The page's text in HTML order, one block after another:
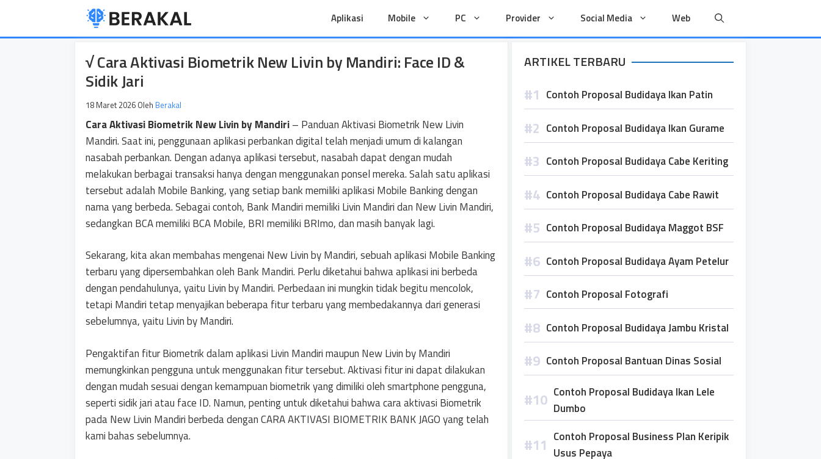
isi
Aplikasi Mobile PC Provider Social Media Web
√ Cara Aktivasi Biometrik New Livin by Mandiri: Face ID &
Sidik Jari
18 Maret 2026 Oleh Berakal
Cara Aktivasi Biometrik New Livin by Mandiri– Panduan Aktivasi Biometrik New Livin
Mandiri. Saat ini, penggunaan aplikasi perbankan digital telah menjadi umum di kalangan
nasabah perbankan. Dengan adanya aplikasi tersebut, nasabah dapat dengan mudah
melakukan berbagai transaksi hanya dengan menggunakan ponsel mereka. Salah satu aplikasi
tersebut adalah Mobile Banking, yang setiap bank memiliki aplikasi Mobile Banking dengan
nama yang berbeda. Sebagai contoh, Bank Mandiri memiliki Livin Mandiri dan New Livin Mandiri,
sedangkan BCA memiliki BCA Mobile, BRI memiliki BRImo, dan masih banyak lagi.
Sekarang, kita akan membahas mengenai New Livin by Mandiri, sebuah aplikasi Mobile Banking
terbaru yang dipersembahkan oleh Bank Mandiri. Perlu diketahui bahwa aplikasi ini berbeda
dengan pendahulunya, yaitu Livin by Mandiri. Perbedaan ini mungkin tidak begitu mencolok,
tetapi Mandiri tetap menyajikan beberapa fitur terbaru yang membedakannya dari generasi
sebelumnya, yaitu Livin by Mandiri.
Pengaktifan fitur Biometrik dalam aplikasi Livin Mandiri maupun New Livin by Mandiri
memungkinkan pengguna untuk menggunakan fitur tersebut. Aktivasi fitur ini dapat dilakukan
dengan mudah sesuai dengan kemampuan biometrik yang dimiliki oleh smartphone pengguna,
seperti sidik jari atau face ID. Namun, penting untuk diketahui bahwa cara aktivasi Biometrik
pada New Livin Mandiri berbeda dengan CARA AKTIVASI BIOMETRIK BANK JAGO yang telah
kami bahas sebelumnya.
ARTIKEL TERBARU
Contoh Proposal Budidaya Ikan Patin
Contoh Proposal Budidaya Ikan Gurame
Contoh Proposal Budidaya Cabe Keriting
Contoh Proposal Budidaya Cabe Rawit
Contoh Proposal Budidaya Maggot BSF
Contoh Proposal Budidaya Ayam Petelur
Contoh Proposal Fotografi
Contoh Proposal Budidaya Jambu Kristal
Contoh Proposal Bantuan Dinas Sosial
Contoh Proposal Budidaya Ikan Lele
Dumbo
Contoh Proposal Business Plan Keripik
Usus Pepaya